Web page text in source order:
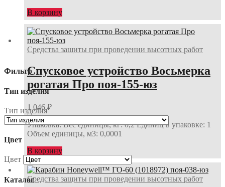
В корзину
Средства защиты при проведении высотных работ
Спусковое устройство Восьмерка
рогатая Про поя-155-юз
1 046 ₽
Упаковка: Вес единицы, кг: 0,2 Единиц в упаковке: 1
Объем единицы, м3: 0,0001
В корзину
Средства защиты при проведении высотных работ
Фильтр
Тип изделия
Тип изделия
Цвет
Цвет
Каталог